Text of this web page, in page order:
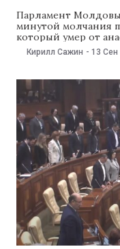
Парламент Молдовы
минутой молчания
который умер от
вызванного укусом
спикера
Пэсат, занимавший
зампредседателя
вопросам сельского
Кирилл Сажин - 13 Сен